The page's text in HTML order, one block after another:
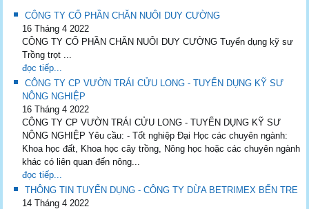
CÔNG TY CỔ PHẦN CHĂN NUÔI DUY CƯỜNG
16 Tháng 4 2022
CÔNG TY CỔ PHẦN CHĂN NUÔI DUY CƯỜNG Tuyển dụng kỹ sư
Trồng trọt ...
đọc tiếp...
CÔNG TY CP VƯỜN TRÁI CỬU LONG - TUYỂN DỤNG KỸ SƯ
NÔNG NGHIỆP
16 Tháng 4 2022
CÔNG TY CP VƯỜN TRÁI CỬU LONG - TUYỂN DỤNG KỸ SƯ
NÔNG NGHIỆP Yêu cầu: - Tổt nghiệp Đại Học các chuyên ngành:
Khoa học đất, Khoa học cây trồng, Nông học hoặc các chuyên ngành
khác có liên quan đến nông...
đọc tiếp...
THÔNG TIN TUYỂN DỤNG - CÔNG TY DỪA BETRIMEX BẾN TRE
14 Tháng 4 2022